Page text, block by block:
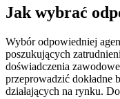
Jak wybrać
Wybór odpowiedniej
poszukujących
doświadczenia
przeprowadzić dokładne
działających na rynku.